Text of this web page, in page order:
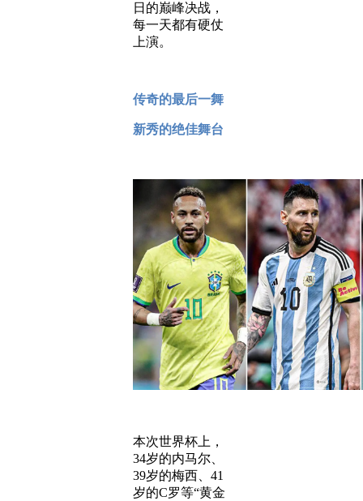
日的巅峰决战，
每一天都有硬仗
上演。
传奇的最后一舞
新秀的绝佳舞台
本次世界杯上，
34岁的内马尔、
39岁的梅西、41
岁的C罗等“黄金